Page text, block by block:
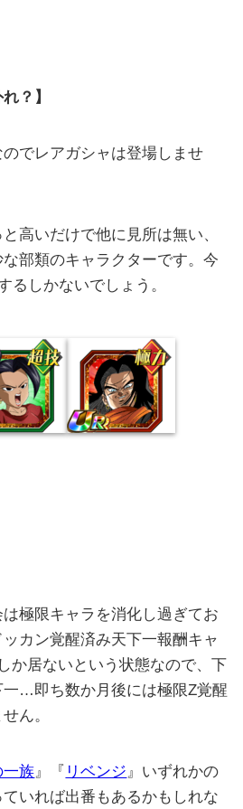
？】
でレアガシャは登場しませ
高いだけで他に見所は無い、
部類のキャラクターです。今
るしかないでしょう。
極限キャラを消化し過ぎてお
カン覚醒済み天下一報酬キャ
か居ないという状態なので、下
…即ち数か月後には極限Z覚醒
ん。
一族』『 リベンジ』いずれかの
いれば出番もあるかもしれな